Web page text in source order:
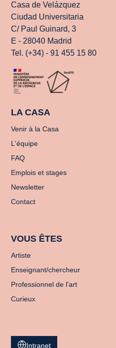
Casa de Velázquez
Ciudad Universitaria
C/ Paul Guinard, 3
E - 28040 Madrid
Tel. (+34) - 91 455 15 80
LA CASA
Venir à la Casa
L'équipe
FAQ
Emplois et stages
Newsletter
Contact
VOUS ÊTES
Artiste
Enseignant/chercheur
Professionnel de l'art
Curieux
Intranet